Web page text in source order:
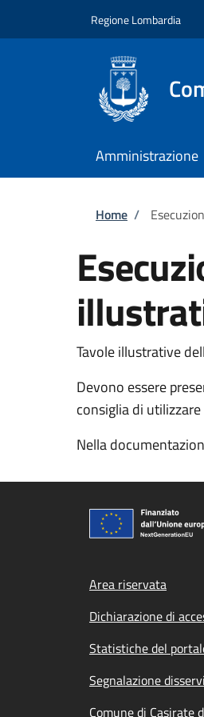
Regione Lombardia
Amministrazione
Home /
Tavole illustrative
Devono essere
consiglia di
Nella
Footer
Area riservata
Dichiarazione di
Statistiche del
Segnalazione
Comune di Casirate